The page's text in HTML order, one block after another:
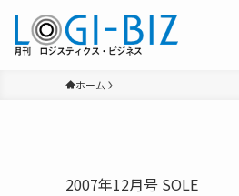
ホーム
2007年12月号 SOLE